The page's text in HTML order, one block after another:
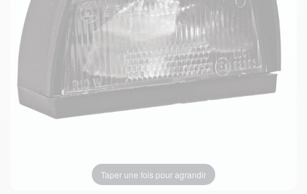
Taper une fois pour agrandir